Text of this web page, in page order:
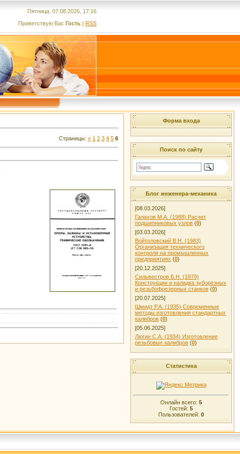
Пятница, 07.08.2026, 17:16
Приветствую Вас Гость | RSS
Страницы: « 1 2 3 4 5 6
Форма входа
Поиск по сайту
Блог инженера-механика
[08.03.2026]
Галахов М.А. (1988) Расчет
подшипниковых узлов (0)
[03.03.2026]
Войтоловский В.Н. (1983)
Организация технического
контроля на промышленных
предприятиях (0)
[20.12.2025]
Сильвестров Б.Н. (1979)
Конструкции и наладка зуборезных
и резьбофрезерных станков (0)
[20.07.2025]
Шмидт Р.А. (1935) Современные
методы изготовления стандартных
калибров (0)
[05.06.2025]
Люгин С.А. (1934) Изготовление
резьбовых калибров (0)
Статистика
Онлайн всего: 5
Гостей: 5
Пользователей: 0